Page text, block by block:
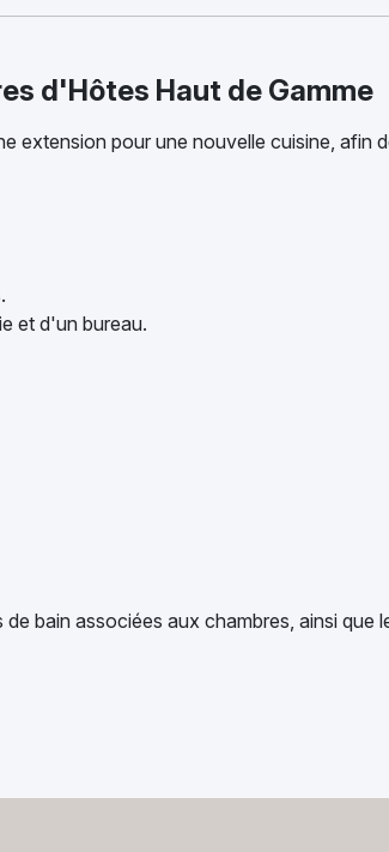
d'Hôtes Haut de Gamme
extension pour une nouvelle cuisine, afin
et d'un bureau.
bain associées aux chambres, ainsi que